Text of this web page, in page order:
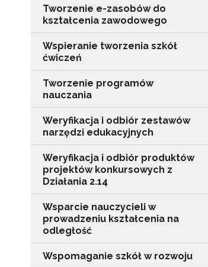
Tworzenie e-zasobów do
kształcenia zawodowego
Wspieranie tworzenia szkół
ćwiczeń
Tworzenie programów
nauczania
Weryfikacja i odbiór zestawów
narzędzi edukacyjnych
Weryfikacja i odbiór produktów
projektów konkursowych z
Działania 2.14
Wsparcie nauczycieli w
prowadzeniu kształcenia na
odległość
Wspomaganie szkół w rozwoju